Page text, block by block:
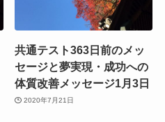
共通テスト363日前のメッ
セージと夢実現・成功への
体質改善メッセージ1月3日
2020年7月21日